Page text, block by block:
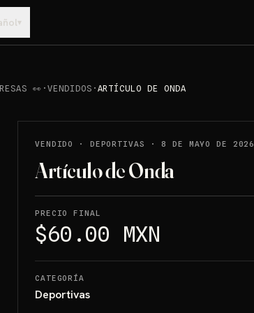
▾
👀 · VENDIDOS · ARTÍCULO DE ONDA
VENDIDO · DEPORTIVAS ·8 DE MAYO DE 2026
Artículo de Onda
PRECIO FINAL
$60.00 MXN
CATEGORÍA
Deportivas